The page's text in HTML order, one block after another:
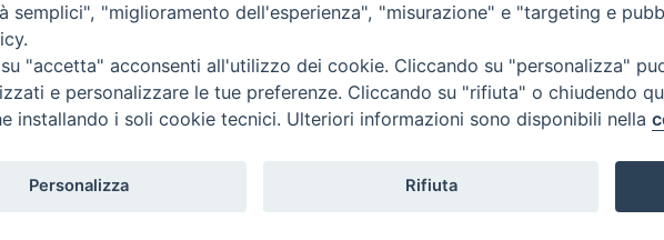
riservati - Vita Trentina Editrice
semplici", "miglioramento dell'esperienza", "misurazione" e "targeting e
"accetta" acconsenti all'utilizzo dei cookie. Cliccando su "personalizza"
e personalizzare le tue preferenze. Cliccando su "rifiuta" o chiudendo
installando i soli cookie tecnici. Ulteriori informazioni sono disponibili nella
Personalizza Rifiuta